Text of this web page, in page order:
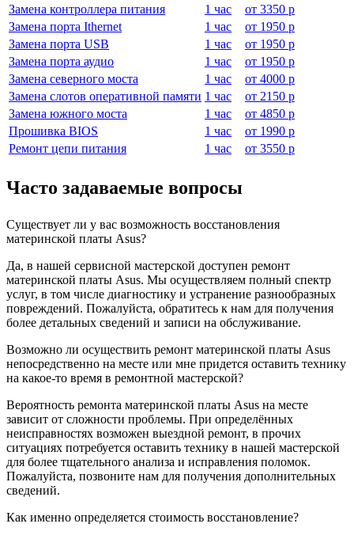
Замена контроллера питания
1 час от 3350 р
Замена порта Ithernet
1 час от 1950 р
Замена порта USB
1 час от 1950 р
Замена порта аудио
1 час от 1950 р
Замена северного моста
1 час от 4000 р
Замена слотов оперативной памяти 1 час от 2150 р
Замена южного моста
1 час от 4850 р
Прошивка BIOS
1 час от 1990 р
Ремонт цепи питания
1 час от 3550 р
Часто задаваемые вопросы
Существует ли у вас возможность восстановления
материнской платы Asus?
Да, в нашей сервисной мастерской доступен ремонт
материнской платы Asus. Мы осуществляем полный спектр
услуг, в том числе диагностику и устранение разнообразных
повреждений. Пожалуйста, обратитесь к нам для получения
более детальных сведений и записи на обслуживание.
Возможно ли осуществить ремонт материнской платы Asus
непосредственно на месте или мне придется оставить технику
на какое-то время в ремонтной мастерской?
Вероятность ремонта материнской платы Asus на месте
зависит от сложности проблемы. При определённых
неисправностях возможен выездной ремонт, в прочих
ситуациях потребуется оставить технику в нашей мастерской
для более тщательного анализа и исправления поломок.
Пожалуйста, позвоните нам для получения дополнительных
сведений.
Как именно определяется стоимость восстановление?